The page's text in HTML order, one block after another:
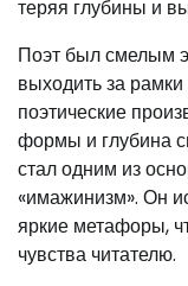
теряя глубины и
Поэт был смелым
выходить за
поэтические
формы и глубина
стал одним из
«имажинизм». Он
яркие метафоры,
чувства читателю.